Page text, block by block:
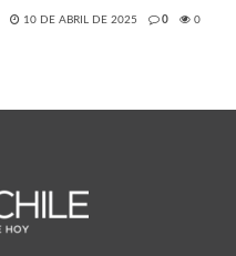
10 DE ABRIL DE 2025 0 0